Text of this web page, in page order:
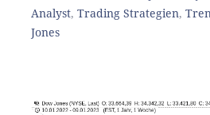
Analyst, Trading Strategien,
Jones